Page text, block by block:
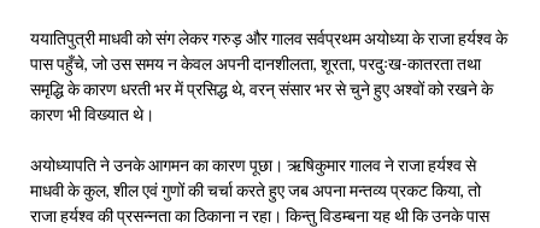
ययातिपुत्री माधवी को संग लेकर गरुड़ और गालव सर्वप्रथम अयोध्या के राजा हर्यश्व के
पास पहुँचे, जो उस समय न केवल अपनी दानशीलता, शूरता, परदुःख-कातरता तथा
समृद्धि के कारण धरती भर में प्रसिद्ध थे, वरन् संसार भर से चुने हुए अश्वों को रखने के
कारण भी विख्यात थे।
अयोध्यापति ने उनके आगमन का कारण पूछा। ऋषिकुमार गालव ने राजा हर्यश्व से
माधवी के कुल, शील एवं गुणों की चर्चा करते हुए जब अपना मन्तव्य प्रकट किया, तो
राजा हर्यश्व की प्रसन्नता का ठिकाना न रहा। किन्तु विडम्बना यह थी कि उनके पास